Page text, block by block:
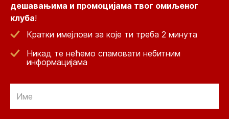
дешавањима и промоцијама твог омиљеног
клуба!
Кратки имејлови за које ти треба 2 минута
Никад те нећемо спамовати небитним
информацијама